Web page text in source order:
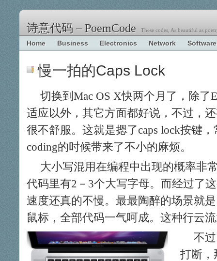
诗意代码 – PoemCode These codes, As beautiful as
Home Business Electronics Network Software
慢一拍的Caps Lock
切换到Mac OS X快两个月了，除了
适应以外，其它方面都好说，不过，
很不舒服。这就是摁了caps lock按键
coding的时候带来了不小的麻烦。
大小写混用在编程中出现的概率非
代码里有2－3个大写字母。而经过了
速度还真的不慢。最最陶醉的场景就
鼠标，全部代码一气呵成。这种行云
不
打断，